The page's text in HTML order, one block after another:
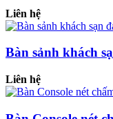
Liên hệ
Bàn sảnh khách
Liên hệ